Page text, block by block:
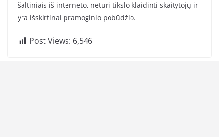
šaltiniais iš interneto, neturi tikslo klaidinti skaitytojų ir
yra išskirtinai pramoginio pobūdžio.
Post Views: 6,546